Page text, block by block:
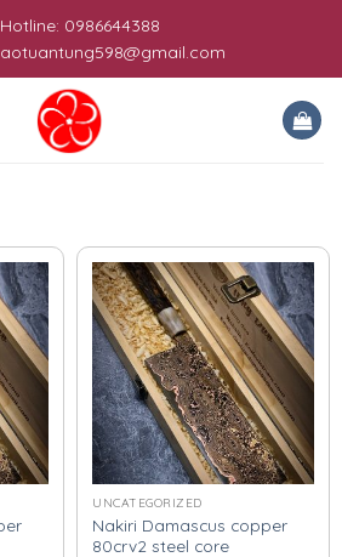
Hotline: 0986644388
UNCATEGORIZED
Nakiri Damascus copper
80crv2 steel core